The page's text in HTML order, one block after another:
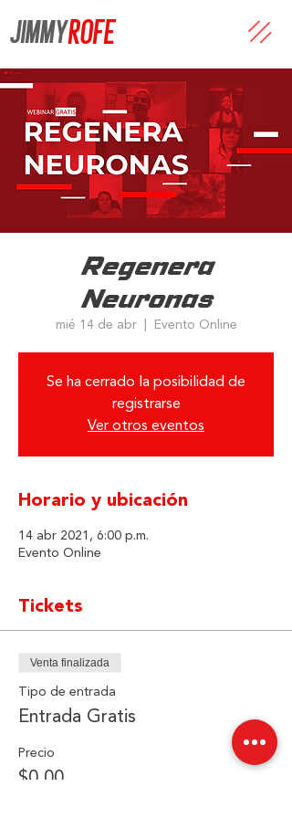
JIMMYROFE
Regenera
Neuronas
mié 14 de abr
  |
Evento Online
Se ha cerrado la posibilidad de
registrarse
Ver otros eventos
Horario y ubicación
14 abr 2021, 6:00 p.m.
Evento Online
Tickets
Venta finalizada
Tipo de entrada
Entrada Gratis
Precio
$0.00